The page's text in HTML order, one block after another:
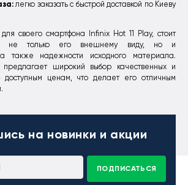
легко заказать с быстрой доставкой по Киеву
своего смартфона Infinix Hot 11 Play, стоит
не только его внешнему виду, но и
а также надежности исходного материала.
предлагает широкий выбор качественных и
доступным ценам, что делает его отличным
на новинки и акции
ПОДПИСАТЬСЯ